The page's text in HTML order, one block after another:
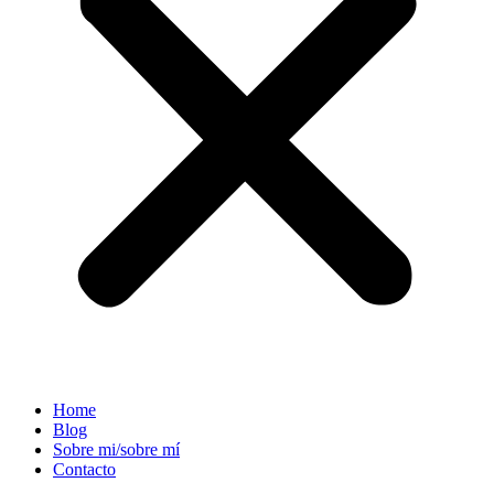
Home
Blog
Sobre mi/sobre mí
Contacto